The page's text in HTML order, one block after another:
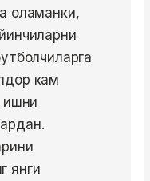
оламанки,
кам
ишни
янги